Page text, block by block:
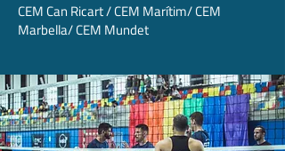
CEM Can Ricart / CEM Marítim/ CEM
Marbella/ CEM Mundet